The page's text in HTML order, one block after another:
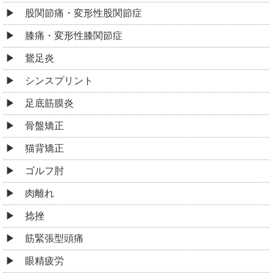
股関節痛・変形性股関節症
膝痛・変形性膝関節症
鵞足炎
シンスプリント
足底筋膜炎
骨盤矯正
猫背矯正
ゴルフ肘
肉離れ
捻挫
筋緊張型頭痛
眼精疲労